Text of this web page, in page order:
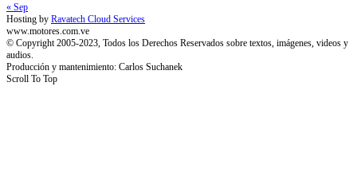
« Sep
Hosting by Ravatech Cloud Services
www.motores.com.ve
© Copyright 2005-2023, Todos los Derechos Reservados sobre textos, imágenes, videos y
audios.
Producción y mantenimiento: Carlos Suchanek
Scroll To Top